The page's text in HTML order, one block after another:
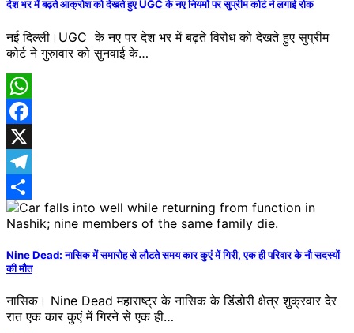
देश भर में बढ़ते आक्रोश को देखते हुए UGC के नए नियमों पर सुप्रीम कोर्ट ने लगाई रोक
नई दिल्ली।UGC के नए पर देश भर में बढ़ते विरोध को देखते हुए सुप्रीम
कोर्ट ने गुरुावार को सुनवाई के…
WhatsApp
Facebook
X
Telegram
Share
Nine Dead: नासिक में समारोह से लौटते समय कार कुएं में गिरी, एक ही परिवार के नौ सदस्यों
की मौत
नासिक। Nine Dead महाराष्ट्र के नासिक के डिंडोरी क्षेत्र शुक्रवार देर
रात एक कार कुएं में गिरने से एक ही…